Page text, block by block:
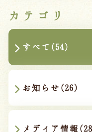
カテゴリ
すべて(54)
お知らせ(26)
メディア情報